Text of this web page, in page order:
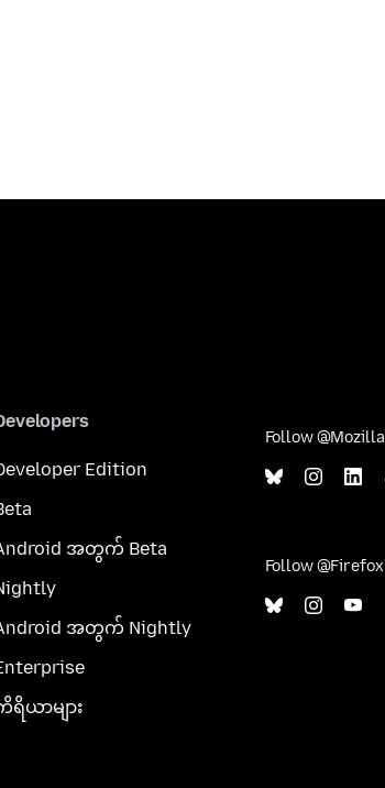
Edition
အတွက် Beta
အတွက် Nightly
ရိယာများ
Follow @Mozilla
Follow @Firefox